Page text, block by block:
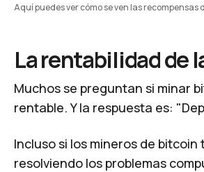
Aquí puedes ver cómo se ven las recompensas
La rentabilidad de
Muchos se preguntan si minar
rentable. Y la respuesta es:
Incluso si los mineros de
resolviendo los problemas